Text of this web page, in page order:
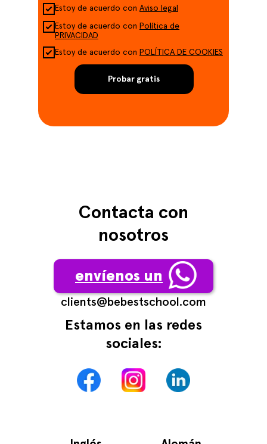
Estoy de acuerdo con Aviso legal
Estoy de acuerdo con Política de
PRIVACIDAD
Estoy de acuerdo con POLÍTICA DE COOKIES
Probar gratis
Contacta con
nosotros
сlients@bebestschool.com
Estamos en las redes
sociales:
envíenos un